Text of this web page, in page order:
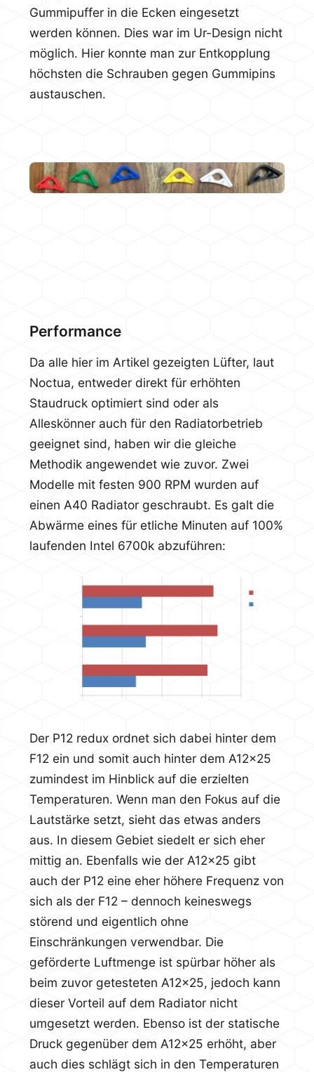
Gummipuffer in die Ecken eingesetzt
werden können. Dies war im Ur-Design nicht
möglich. Hier konnte man zur Entkopplung
höchsten die Schrauben gegen Gummipins
austauschen.
Performance
Da alle hier im Artikel gezeigten Lüfter, laut
Noctua, entweder direkt für erhöhten
Staudruck optimiert sind oder als
Alleskönner auch für den Radiatorbetrieb
geeignet sind, haben wir die gleiche
Methodik angewendet wie zuvor. Zwei
Modelle mit festen 900 RPM wurden auf
einen A40 Radiator geschraubt. Es galt die
Abwärme eines für etliche Minuten auf 100%
laufenden Intel 6700k abzuführen:
Der P12 redux ordnet sich dabei hinter dem
F12 ein und somit auch hinter dem A12x25
zumindest im Hinblick auf die erzielten
Temperaturen. Wenn man den Fokus auf die
Lautstärke setzt, sieht das etwas anders
aus. In diesem Gebiet siedelt er sich eher
mittig an. Ebenfalls wie der A12x25 gibt
auch der P12 eine eher höhere Frequenz von
sich als der F12 – dennoch keineswegs
störend und eigentlich ohne
Einschränkungen verwendbar. Die
geförderte Luftmenge ist spürbar höher als
beim zuvor getesteten A12x25, jedoch kann
dieser Vorteil auf dem Radiator nicht
umgesetzt werden. Ebenso ist der statische
Druck gegenüber dem A12x25 erhöht, aber
auch dies schlägt sich in den Temperaturen